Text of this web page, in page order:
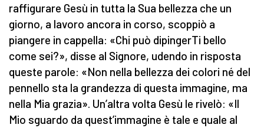
raffigurare Gesù in tutta la Sua bellezza che un
giorno, a lavoro ancora in corso, scoppiò a
piangere in cappella: «Chi può dipingerTi bello
come sei?», disse al Signore, udendo in risposta
queste parole: «Non nella bellezza dei colori né del
pennello sta la grandezza di questa immagine, ma
nella Mia grazia». Un’altra volta Gesù le rivelò: «Il
Mio sguardo da quest’immagine è tale e quale al